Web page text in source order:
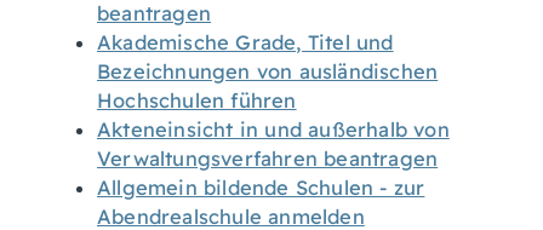
beantragen
Akademische Grade, Titel und
Bezeichnungen von ausländischen
Hochschulen führen
Akteneinsicht in und außerhalb von
Verwaltungsverfahren beantragen
Allgemein bildende Schulen - zur
Abendrealschule anmelden